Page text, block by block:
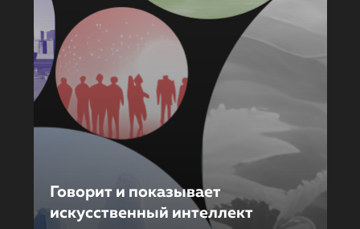
Говорит и показывает
искусственный интеллект